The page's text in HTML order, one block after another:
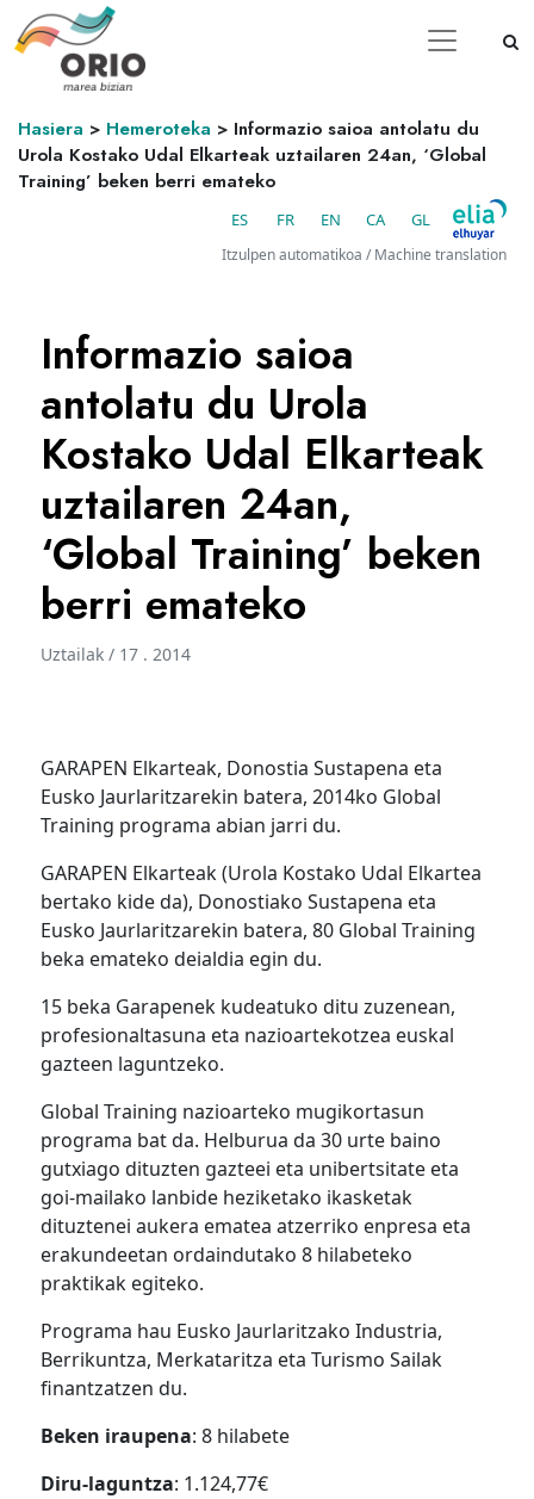
Hasiera > Hemeroteka > Informazio saioa antolatu du
Urola Kostako Udal Elkarteak uztailaren 24an, ‘Global
Training’ beken berri emateko
ES FR EN CA GL
Itzulpen automatikoa / Machine translation
Informazio saioa
antolatu du Urola
Kostako Udal Elkarteak
uztailaren 24an,
‘Global Training’ beken
berri emateko
Uztailak / 17 . 2014
GARAPEN Elkarteak, Donostia Sustapena eta
Eusko Jaurlaritzarekin batera, 2014ko Global
Training programa abian jarri du.
GARAPEN Elkarteak (Urola Kostako Udal Elkartea
bertako kide da), Donostiako Sustapena eta
Eusko Jaurlaritzarekin batera, 80 Global Training
beka emateko deialdia egin du.
15 beka Garapenek kudeatuko ditu zuzenean,
profesionaltasuna eta nazioartekotzea euskal
gazteen laguntzeko.
Global Training nazioarteko mugikortasun
programa bat da. Helburua da 30 urte baino
gutxiago dituzten gazteei eta unibertsitate eta
goi-mailako lanbide heziketako ikasketak
dituztenei aukera ematea atzerriko enpresa eta
erakundeetan ordaindutako 8 hilabeteko
praktikak egiteko.
Programa hau Eusko Jaurlaritzako Industria,
Berrikuntza, Merkataritza eta Turismo Sailak
finantzatzen du.
Beken iraupena: 8 hilabete
Diru-laguntza: 1.124,77€